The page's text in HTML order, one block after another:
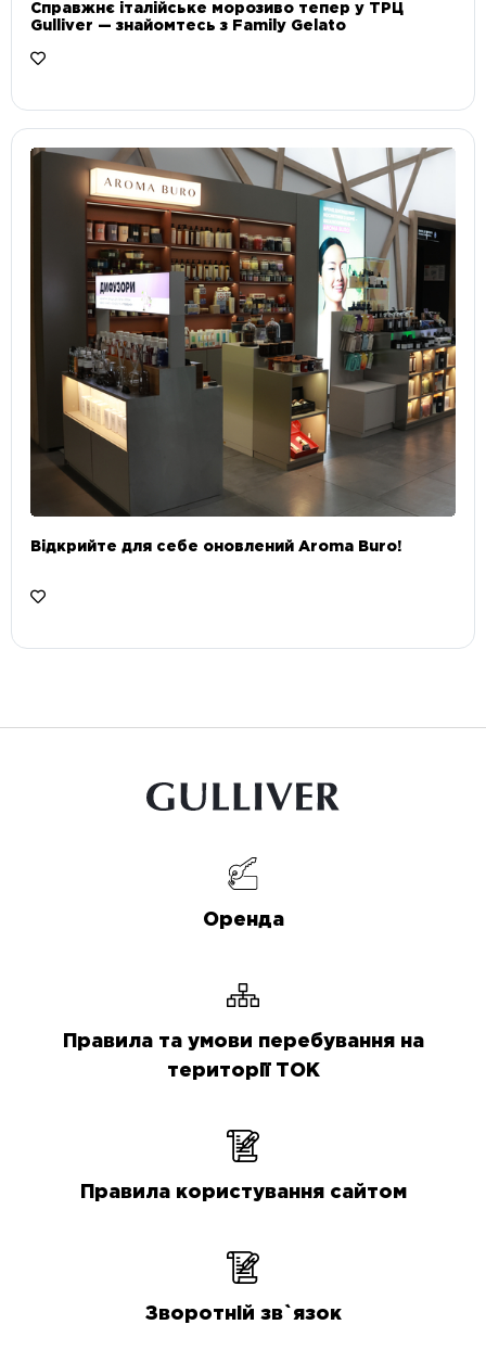
Справжнє італійське морозиво тепер у ТРЦ
Gulliver — знайомтесь з Family Gelato
Відкрийте для себе оновлений Aroma Buro! ⠀
Оренда
Правила та умови перебування на
території ТОК
Правила користування сайтом
Зворотній зв`язок